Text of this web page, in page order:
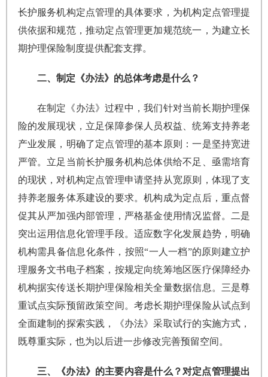
长护服务机构定点管理的具体要求，为机构定点管理提
供依据和规范，推动定点管理更加规范统一，为建立长
期护理保险制度提供配套支撑。
二、制定《办法》的总体考虑是什么？
在制定《办法》过程中，我们针对当前长期护理保
险的发展现状，立足保障参保人员权益、统筹支持养老
产业发展，明确了定点管理的基本原则：一是坚持宽进
严管。立足当前长护服务机构总体供给不足、亟需培育
的现状，对机构定点管理申请坚持从宽原则，体现了支
持养老服务体系建设的要求。机构成为定点后，重点督
促其从严加强内部管理，严格基金使用情况监督。二是
突出运用信息化管理手段。适应数字化发展趋势，明确
机构需具备信息化条件，按照“一人一档”的原则建立护
理服务文书电子档案，按规定向统筹地区医疗保障经办
机构据实传送长期护理保险相关全量数据信息。三是尊
重试点实际预留政策空间。考虑长期护理保险从试点到
全面建制的探索实践，《办法》采取试行的实施方式，
既尊重实际，也为以后进一步修改完善预留空间。
三、《办法》的主要内容是什么？对定点管理提出